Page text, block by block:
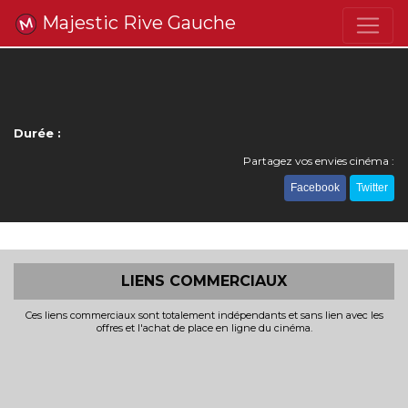
Majestic Rive Gauche
Durée :
Partagez vos envies cinéma :
Facebook Twitter
LIENS COMMERCIAUX
Ces liens commerciaux sont totalement indépendants et sans lien avec les
offres et l'achat de place en ligne du cinéma.